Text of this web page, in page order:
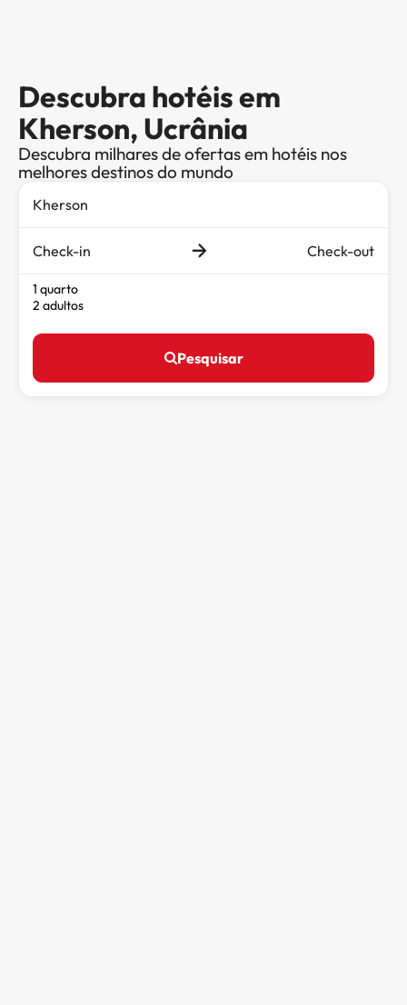
Descubra hotéis em
Kherson, Ucrânia
Descubra milhares de ofertas em hotéis nos
melhores destinos do mundo
Check-in Check-out
1 quarto
2 adultos
Pesquisar